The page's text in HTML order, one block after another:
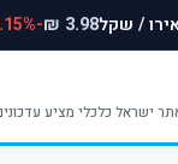
אירו / שקל3.98 ₪
-0.15%